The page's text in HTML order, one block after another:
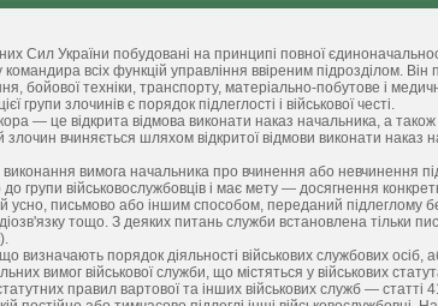
Сил України побудовані на принципі повної
всіх функцій управління ввіреним підрозділом. Він
бойової техніки, транспорту, матеріально-побутове і
групи злочинів є порядок підлеглості і військової честі.
— це відкрита відмова виконати наказ начальника, а
злочин вчиняється шляхом відкритої відмови виконати наказ
вимога начальника про вчинення або невчинення
групи військовослужбовців і має мету — досягнення
усно, письмово або іншим способом, переданий підлеглому
тощо. З деяких питань служби встановлена тільки
визначають порядок діяльності військових службових
вимог військової служби, що містяться у військових
правил вартової та інших військових служб — статті